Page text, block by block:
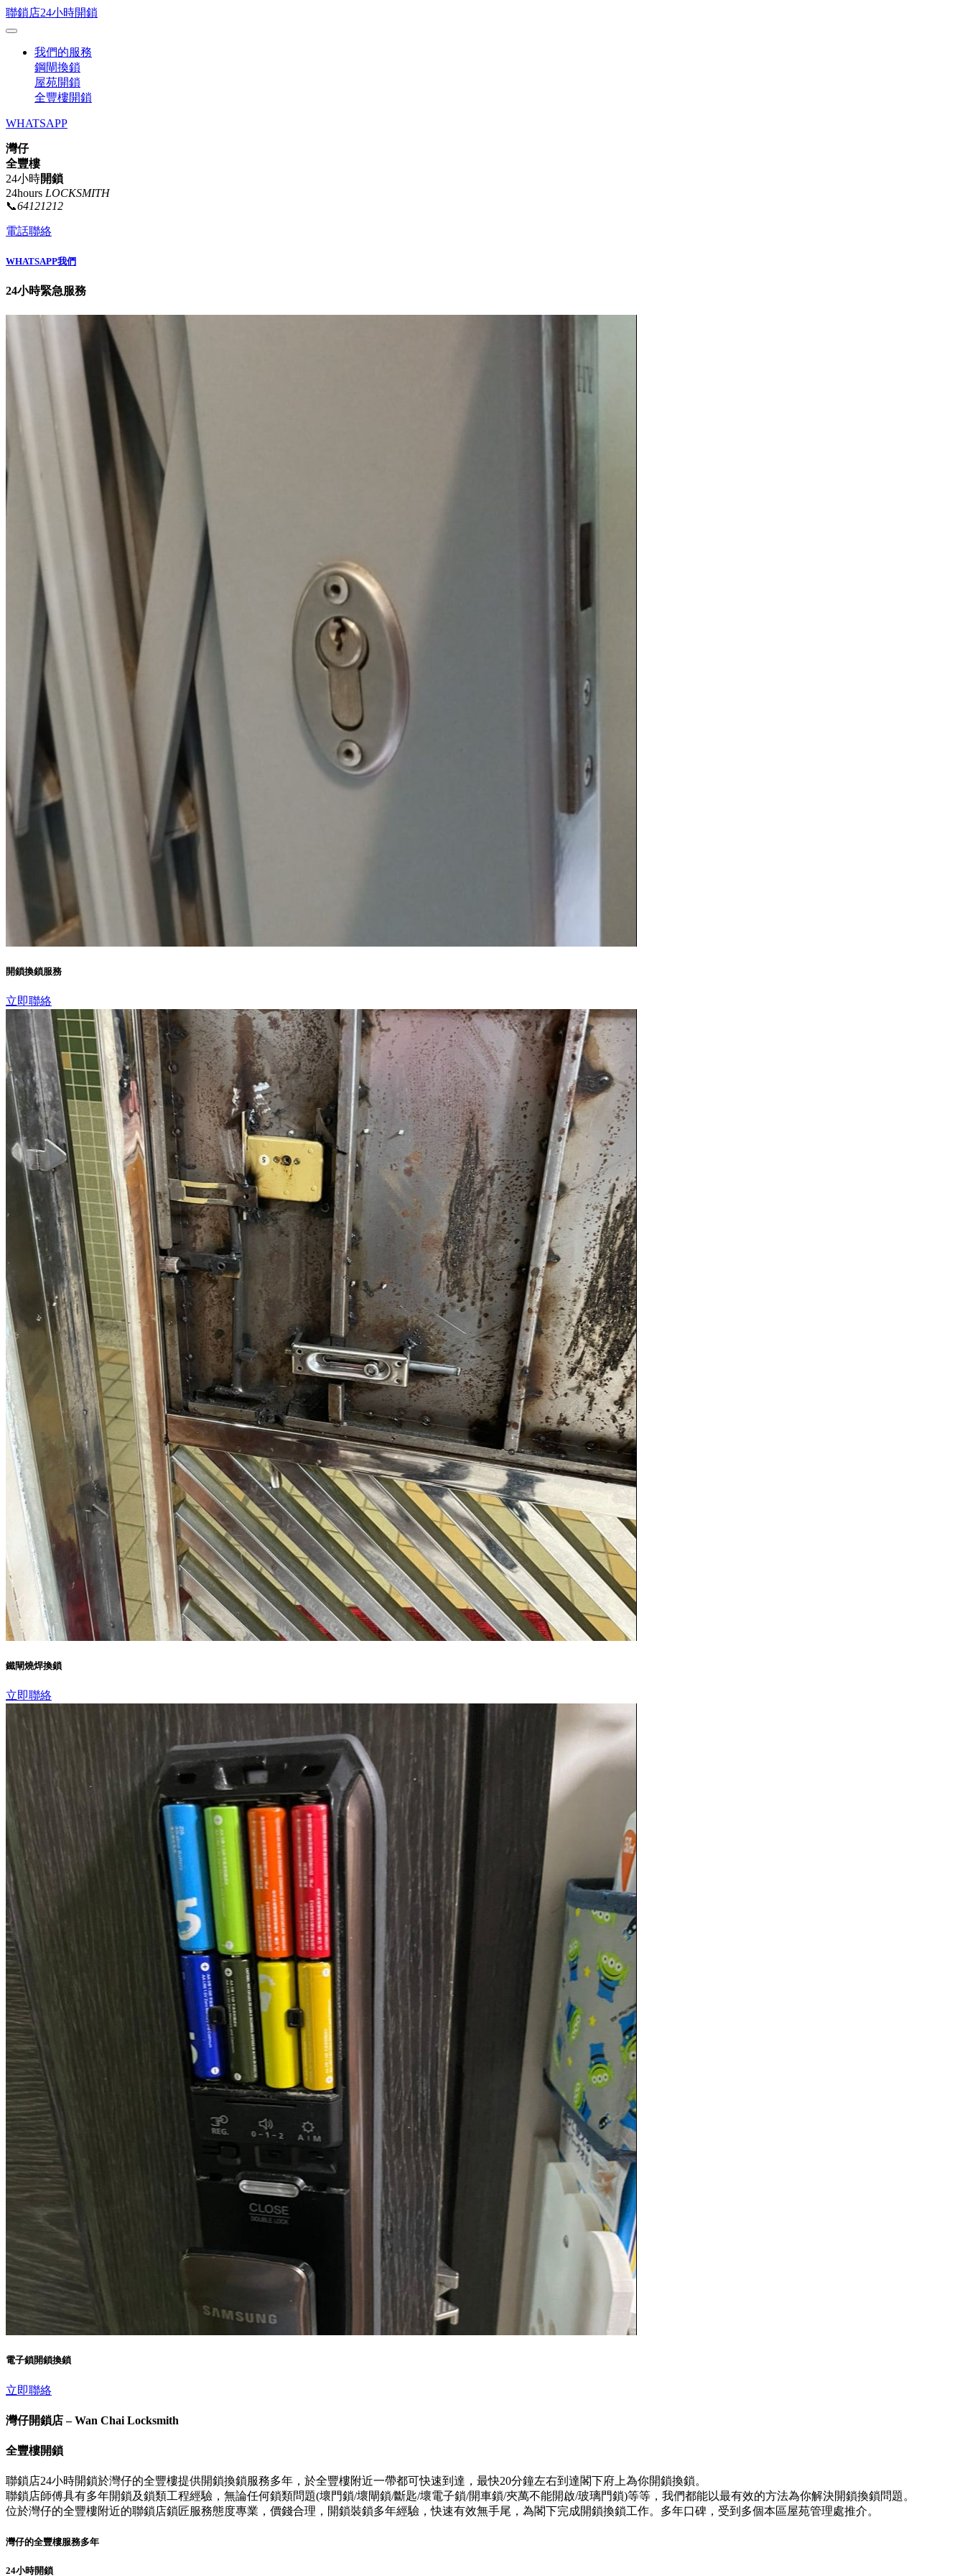
聯鎖店24小時開鎖
我們的服務
鋼閘換鎖
屋苑開鎖
全豐樓開鎖
WHATSAPP
灣仔
全豐樓
24小時開鎖
24hours LOCKSMITH
📞64121212
電話聯絡
WHATSAPP我們
24小時緊急服務
開鎖換鎖服務
立即聯絡
鐵閘燒焊換鎖
立即聯絡
電子鎖開鎖換鎖
立即聯絡
灣仔開鎖店 – Wan Chai Locksmith
全豐樓開鎖
聯鎖店24小時開鎖於灣仔的全豐樓提供開鎖換鎖服務多年，於全豐樓附近一帶都可快速到達，最快20分鐘左右到達閣下府上為你開鎖換鎖。
聯鎖店師傅具有多年開鎖及鎖類工程經驗，無論任何鎖類問題(壞門鎖/壞閘鎖/斷匙/壞電子鎖/開車鎖/夾萬不能開啟/玻璃門鎖)等等，我們都能以最有效的方法為你解決開鎖換鎖問題。
位於灣仔的全豐樓附近的聯鎖店鎖匠服務態度專業，價錢合理，開鎖裝鎖多年經驗，快速有效無手尾，為閣下完成開鎖換鎖工作。多年口碑，受到多個本區屋苑管理處推介。
灣仔的全豐樓服務多年
24小時開鎖